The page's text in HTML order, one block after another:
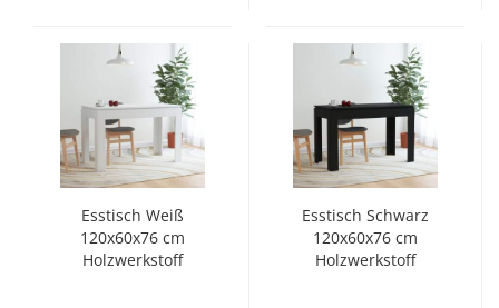
Esstisch Weiß
120x60x76 cm
Holzwerkstoff
Esstisch Schwarz
120x60x76 cm
Holzwerkstoff